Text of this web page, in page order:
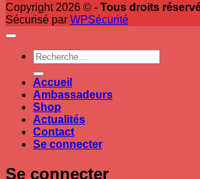
Copyright 2026 © - Tous droits
Sécurisé par WPSécurité
Recherche
pour :
Accueil
Ambassadeurs
Shop
Actualités
Contact
Se connecter
Se connecter